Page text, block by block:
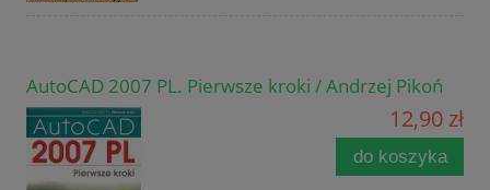
AutoCAD 2007 PL. Pierwsze kroki / Andrzej Pikoń
12,90 zł
do koszyka